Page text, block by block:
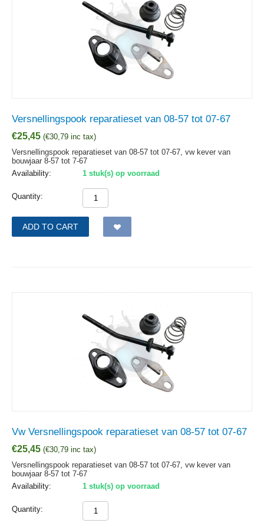
Versnellingspook reparatieset van 08-57 tot 07-67
€25,45 (€30,79 inc tax)
Versnellingspook reparatieset van 08-57 tot 07-67, vw kever van
bouwjaar 8-57 tot 7-67
Availability:
1 stuk(s) op voorraad
Quantity:
ADD TO CART
Vw Versnellingspook reparatieset van 08-57 tot 07-67
€25,45 (€30,79 inc tax)
Versnellingspook reparatieset van 08-57 tot 07-67, vw kever van
bouwjaar 8-57 tot 7-67
Availability:
1 stuk(s) op voorraad
Quantity: